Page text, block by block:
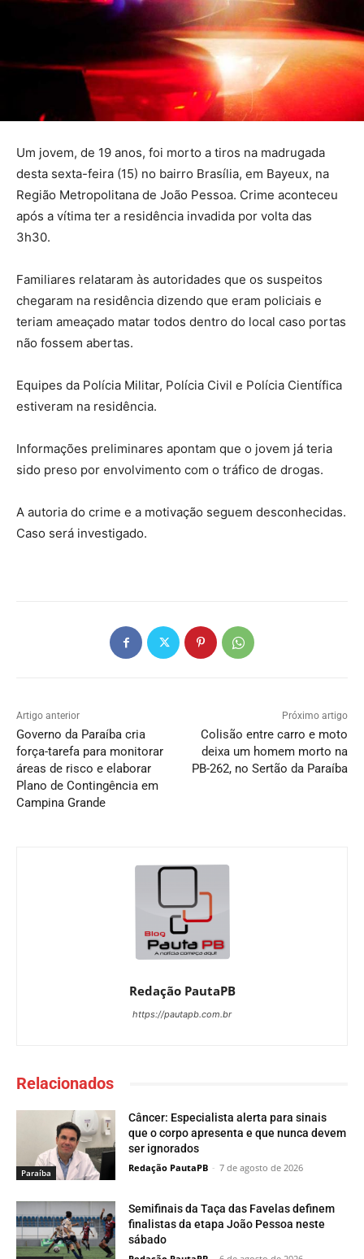
Um jovem, de 19 anos, foi morto a tiros na madrugada
desta sexta-feira (15) no bairro Brasília, em Bayeux, na
Região Metropolitana de João Pessoa. Crime aconteceu
após a vítima ter a residência invadida por volta das
3h30.
Familiares relataram às autoridades que os suspeitos
chegaram na residência dizendo que eram policiais e
teriam ameaçado matar todos dentro do local caso portas
não fossem abertas.
Equipes da Polícia Militar, Polícia Civil e Polícia Científica
estiveram na residência.
Informações preliminares apontam que o jovem já teria
sido preso por envolvimento com o tráfico de drogas.
A autoria do crime e a motivação seguem desconhecidas.
Caso será investigado.
Artigo anterior
Governo da Paraíba cria
força-tarefa para monitorar
áreas de risco e elaborar
Plano de Contingência em
Campina Grande
Próximo artigo
Colisão entre carro e moto
deixa um homem morto na
PB-262, no Sertão da Paraíba
Redação PautaPB
https://pautapb.com.br
Relacionados
Paraí­ba
Câncer: Especialista alerta para sinais
que o corpo apresenta e que nunca devem
ser ignorados
Redação PautaPB - 7 de agosto de 2026
Semifinais da Taça das Favelas definem
finalistas da etapa João Pessoa neste
sábado